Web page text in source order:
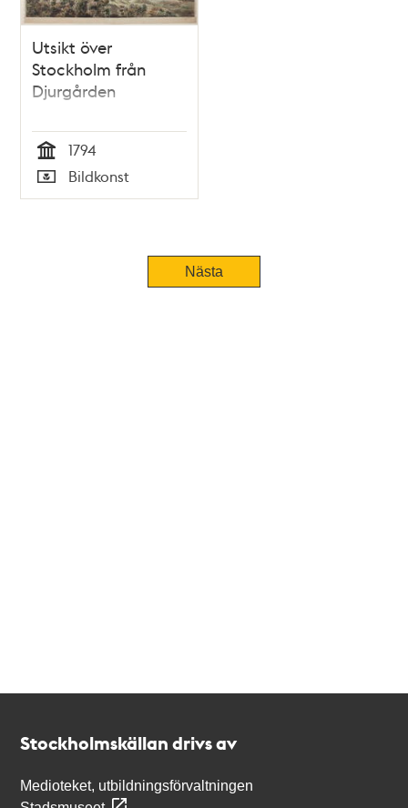
Utsikt över
Stockholm från
Djurgården
Tid
1794
Typ
Bildkonst
Nästa
Stockholmskällan drivs av
Medioteket, utbildningsförvaltningen